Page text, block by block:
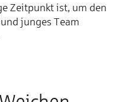
Zeitpunkt ist, um den
junges Team